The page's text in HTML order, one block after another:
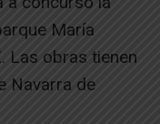
María
Las obras tienen
Navarra de